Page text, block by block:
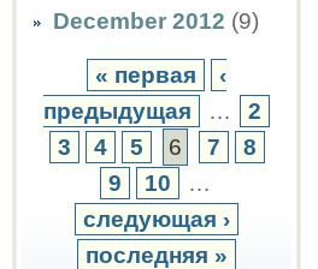
December 2012 (9)
« первая
‹
предыдущая
…
2
3
4 5 6 7
8
9
10
…
следующая ›
последняя »